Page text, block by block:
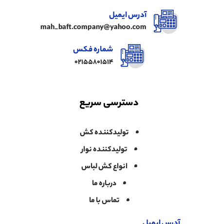
آدرس ایمیل
mah_baft.company@yahoo.com
شماره فکس
02155801514
دسترسی سریع
تولیدکننده کش
تولیدکننده نوار
انواع کش لباس
درباره ما
تماس با ما